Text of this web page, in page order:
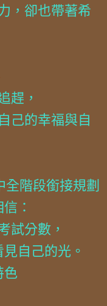
，卻也帶著希
趕，
己的幸福與自
全階段銜接規劃
：
試分數，
自己的光。
色